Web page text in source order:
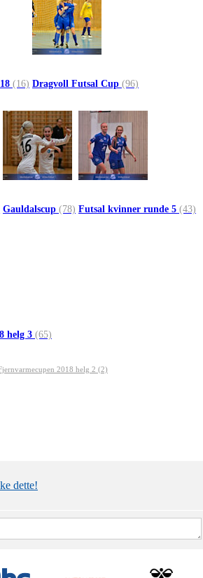
(16) Dragvoll Futsal Cup (96)
Gauldalscup (78) Futsal kvinner runde 5 (43)
helg 3 (65)
2018 helg 2 (2)
dette!